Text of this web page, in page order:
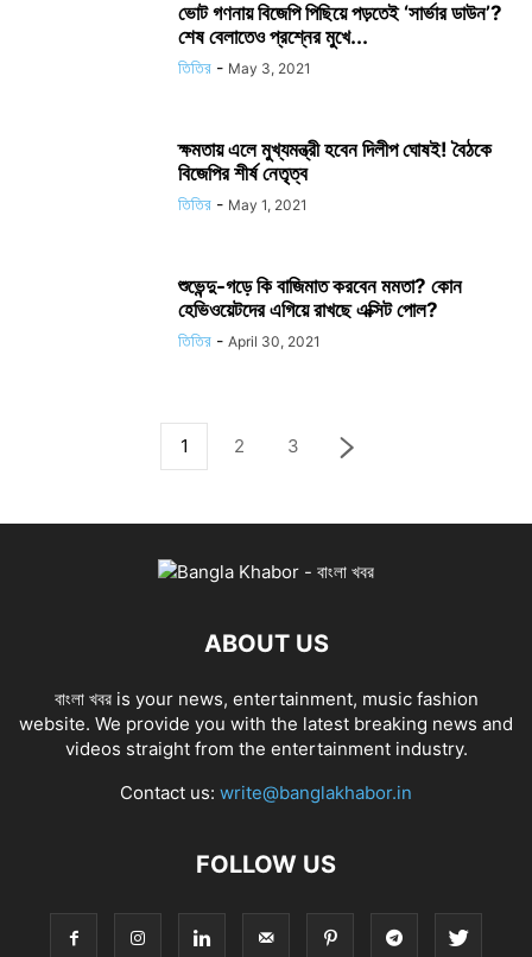
ভোট গণনায় বিজেপি পিছিয়ে পড়তেই ‘সার্ভার ডাউন’?
শেষ বেলাতেও প্রশ্নের মুখে...
তিতির - May 3, 2021
ক্ষমতায় এলে মুখ্যমন্ত্রী হবেন দিলীপ ঘোষই! বৈঠকে
বিজেপির শীর্ষ নেতৃত্ব
তিতির - May 1, 2021
শুভেন্দু-গড়ে কি বাজিমাত করবেন মমতা? কোন
হেভিওয়েটদের এগিয়ে রাখছে এক্সিট পোল?
তিতির - April 30, 2021
1 2 3
ABOUT US
বাংলা খবর is your news, entertainment, music fashion
website. We provide you with the latest breaking news and
videos straight from the entertainment industry.
Contact us: write@banglakhabor.in
FOLLOW US